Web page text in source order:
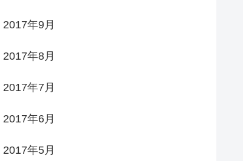
2017年9月
2017年8月
2017年7月
2017年6月
2017年5月